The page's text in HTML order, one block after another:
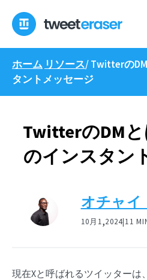
ン
ス
ホーム リソース/Twitterの
タントメッセージ
TwitterのDM
のインスタン
オチャイ
10月1,2024|11
現在Xと呼ばれるツイッターは